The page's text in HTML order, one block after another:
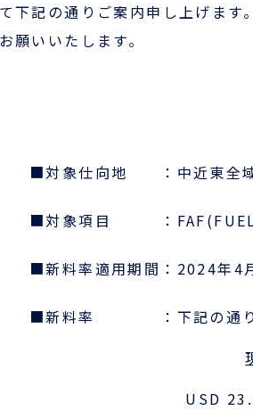
の方
問
/お知らせ
情報
下記の通りご案内申し上げます。
願いいたします。
■対象仕向地 ：中近東全
■対象項目 ：FAF(FUEL
■新料率適用期間： 2024年4
■新料率 ：下記の通り
USD